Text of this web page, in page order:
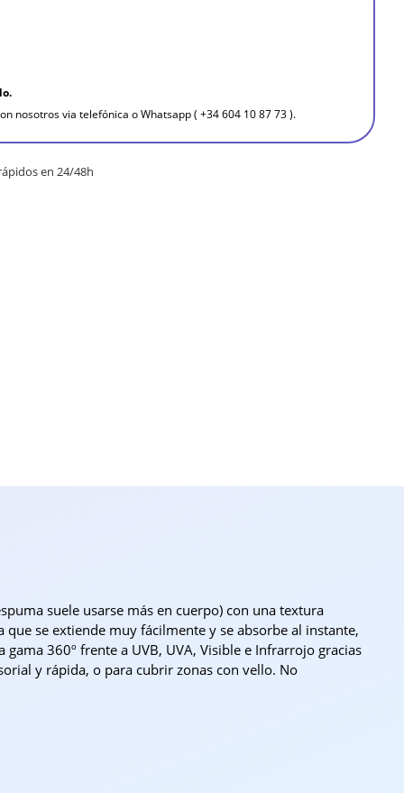
nosotros via telefónica o Whatsapp ( +34 604 10 87 73 ).
en 24/48h
suele usarse más en cuerpo) con una textura
se extiende muy fácilmente y se absorbe al instante,
360º frente a UVB, UVA, Visible e Infrarrojo gracias
y rápida, o para cubrir zonas con vello. No